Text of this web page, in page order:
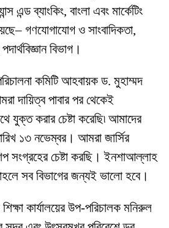
এন্ড ব্যাংকিং, বাংলা এবং মার্কেটিং
গণযোগাযোগ ও সাংবাদিকতা,
বিভাগ।
কমিটি আহবায়ক ড. মুহাম্মদ
দায়িত্ব পাবার পর থেকেই
যুক্ত করার চেষ্টা করেছি৷ আমাদের
১৩ নভেম্বর। আমরা জার্সির
সংগ্রহের চেষ্টা করছি। ইনশাআল্লাহ
সব বিভাগের জন্যই ভালো হবে।
শিক্ষা কার্যালয়ের উপ-পরিচালক মনিরুল